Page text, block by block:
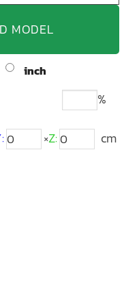
MODEL
inch
%
×Z: cm